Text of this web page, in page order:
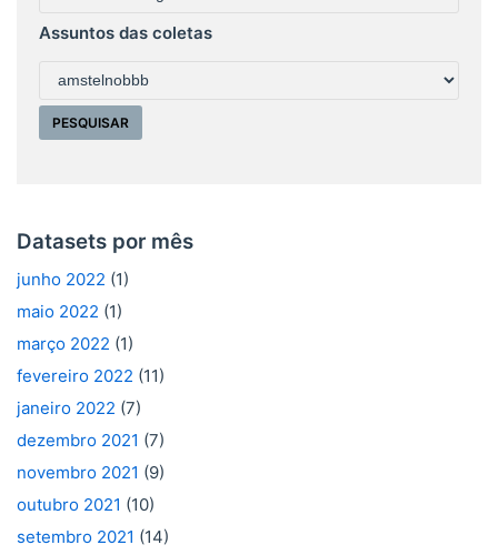
Assuntos das coletas
Datasets por mês
junho 2022 (1)
maio 2022 (1)
março 2022 (1)
fevereiro 2022 (11)
janeiro 2022 (7)
dezembro 2021 (7)
novembro 2021 (9)
outubro 2021 (10)
setembro 2021 (14)